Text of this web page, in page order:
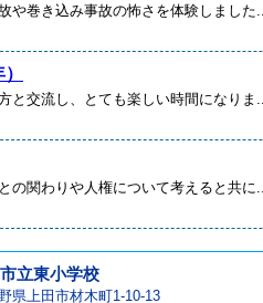
巻き込み事故の怖さを体験しました...
と交流し、とても楽しい時間になりま...
関わりや人権について考えると共に...
市立東小学校
県上田市材木町1-10-13